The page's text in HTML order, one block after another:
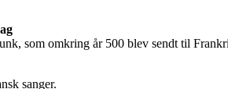
som omkring år 500 blev sendt til
sanger.